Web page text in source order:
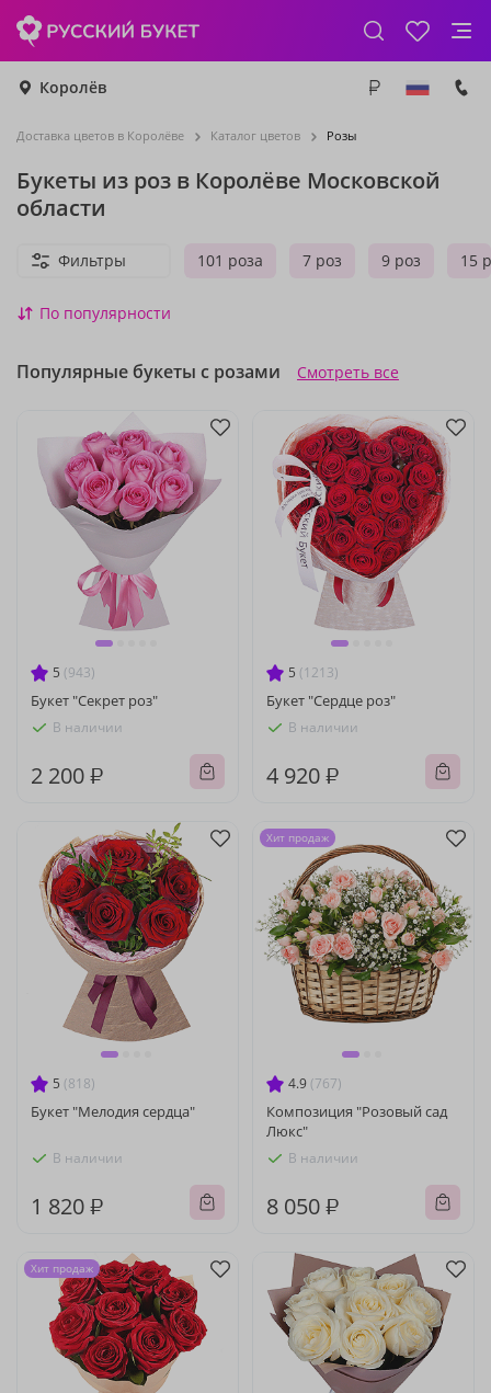
Королёв
Доставка цветов в Королёве Каталог цветов Розы
Букеты из роз в Королёве Московской
области
101 роза 7 роз 9 роз 15
Фильтры
По популярности
Популярные букеты с розами Смотреть все
5 (943)
Букет "Секрет роз"
В наличии
2 200 ₽
5 (1213)
Букет "Сердце роз"
В наличии
4 920 ₽
5 (818)
Букет "Мелодия сердца"
В наличии
1 820 ₽
4.9 (767)
Композиция "Розовый сад
Люкс"
В наличии
8 050 ₽
Хит продаж
Хит продаж